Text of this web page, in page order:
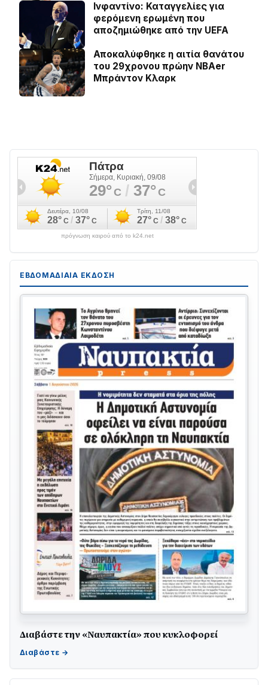
Ινφαντίνο: Καταγγελίες για
φερόμενη ερωμένη που
αποζημιώθηκε από την UEFA
Αποκαλύφθηκε η αιτία θανάτου
του 29χρονου πρώην NBAer
Μπράντον Κλαρκ
πρόγνωση καιρού από το k24.net
Διαβάστε την «Ναυπακτία» που κυκλοφορεί
Παράδοση, Χορός & Γλέντι!
08/08 • 12:01